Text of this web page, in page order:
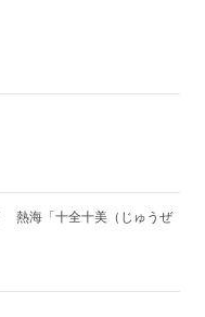
熱海「十全十美（じゅうぜ